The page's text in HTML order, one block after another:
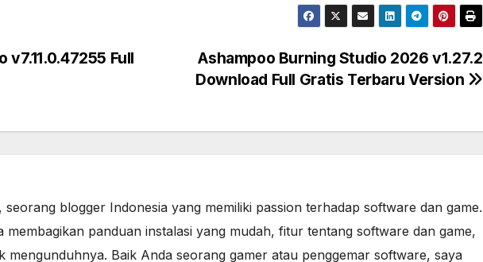
Ashampoo Burning Studio 2026 v1.27.2
Download Full Gratis Terbaru Version
Full
seorang blogger Indonesia yang memiliki passion terhadap software dan game.
membagikan panduan instalasi yang mudah, fitur tentang software dan game,
mengunduhnya. Baik Anda seorang gamer atau penggemar software, saya